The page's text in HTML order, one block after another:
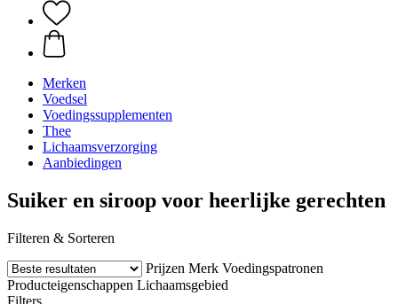
Merken
Voedsel
Voedingssupplementen
Thee
Lichaamsverzorging
Aanbiedingen
Suiker en siroop voor heerlijke gerechten
Filteren & Sorteren
Prijzen Merk Voedingspatronen
Producteigenschappen Lichaamsgebied
Filters